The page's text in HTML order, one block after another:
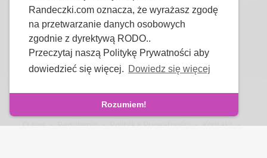
Randeczki.com oznacza, że wyrażasz zgodę
na przetwarzanie danych osobowych
zgodnie z dyrektywą RODO..
Przeczytaj naszą Politykę Prywatności aby
dowiedzieć się więcej. Dowiedz się więcej
Rozumiem!
Copyright © 2026 Randeczki.com - Polskie Randki.
Wszystkie Prawa Zastrzeżone.
O nas-Regulamin-Polityka Prywatności-Kontakt-